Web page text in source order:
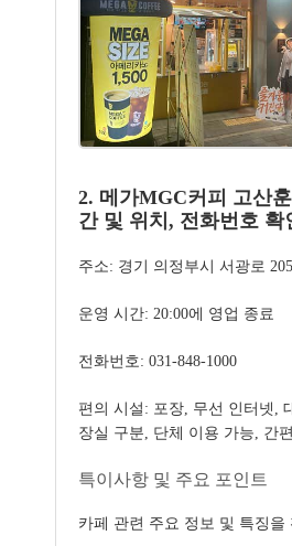
2. 메가MGC커피 고산
간 및 위치, 전화번호 확
주소: 경기 의정부시 서광로
운영 시간: 20:00에 영업 종료
전화번호: 031-848-1000
편의 시설: 포장, 무선 인터넷,
장실 구분, 단체 이용 가능, 간
특이사항 및 주요 포인트
카페 관련 주요 정보 및 특징을